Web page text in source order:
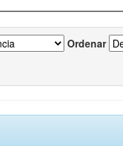
Ordenar